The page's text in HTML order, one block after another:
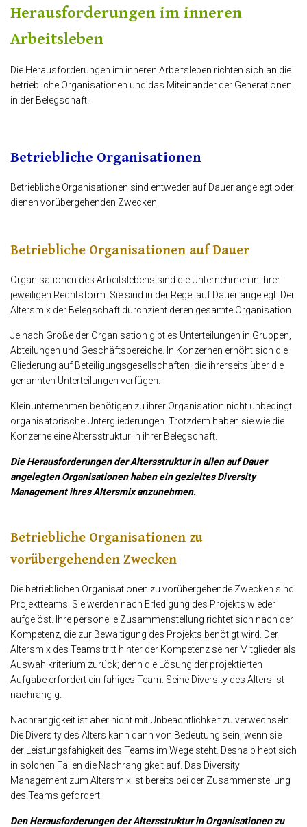
Herausforderungen im inneren
Arbeitsleben
Die Herausforderungen im inneren Arbeitsleben richten sich an die
betriebliche Organisationen und das Miteinander der Generationen
in der Belegschaft.
Betriebliche Organisationen
Betriebliche Organisationen sind entweder auf Dauer angelegt oder
dienen vorübergehenden Zwecken.
Betriebliche Organisationen auf Dauer
Organisationen des Arbeitslebens sind die Unternehmen in ihrer
jeweiligen Rechtsform. Sie sind in der Regel auf Dauer angelegt. Der
Altersmix der Belegschaft durchzieht deren gesamte Organisation.
Je nach Größe der Organisation gibt es Unterteilungen in Gruppen,
Abteilungen und Geschäftsbereiche. In Konzernen erhöht sich die
Gliederung auf Beteiligungsgesellschaften, die ihrerseits über die
genannten Unterteilungen verfügen.
Kleinunternehmen benötigen zu ihrer Organisation nicht unbedingt
organisatorische Untergliederungen. Trotzdem haben sie wie die
Konzerne eine Altersstruktur in ihrer Belegschaft.
Die Herausforderungen der Altersstruktur in allen auf Dauer
angelegten Organisationen haben ein gezieltes Diversity
Management ihres Altersmix anzunehmen.
Betriebliche Organisationen zu
vorübergehenden Zwecken
Die betrieblichen Organisationen zu vorübergehende Zwecken sind
Projektteams. Sie werden nach Erledigung des Projekts wieder
aufgelöst. Ihre personelle Zusammenstellung richtet sich nach der
Kompetenz, die zur Bewältigung des Projekts benötigt wird. Der
Altersmix des Teams tritt hinter der Kompetenz seiner Mitglieder als
Auswahlkriterium zurück; denn die Lösung der projektierten
Aufgabe erfordert ein fähiges Team. Seine Diversity des Alters ist
nachrangig.
Nachrangigkeit ist aber nicht mit Unbeachtlichkeit zu verwechseln.
Die Diversity des Alters kann dann von Bedeutung sein, wenn sie
der Leistungsfähigkeit des Teams im Wege steht. Deshalb hebt sich
in solchen Fällen die Nachrangigkeit auf. Das Diversity
Management zum Altersmix ist bereits bei der Zusammenstellung
des Teams gefordert.
Den Herausforderungen der Altersstruktur in Organisationen zu